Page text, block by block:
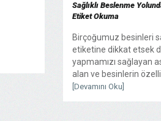
Sağlıklı Beslenme
Etiket Okuma
Birçoğumuz besinleri
etiketine dikkat etsek
yapmamızı sağlayan
alan ve besinlerin
[Devamını Oku]